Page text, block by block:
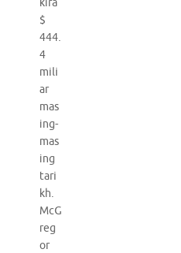
$
444.
4
mili
ar
mas
ing-
mas
ing
tari
kh.
McG
reg
or